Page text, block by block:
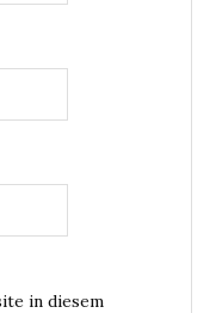
in diesem